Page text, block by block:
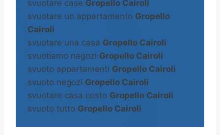
svuotare case Gropello Cairoli
svuotare un appartamento Gropello
Cairoli
svuotare una casa Gropello Cairoli
svuotiamo negozi Gropello Cairoli
svuoto appartamenti Gropello Cairoli
svuoto negozi Gropello Cairoli
svuotare casa costo Gropello Cairoli
svuoto tutto Gropello Cairoli